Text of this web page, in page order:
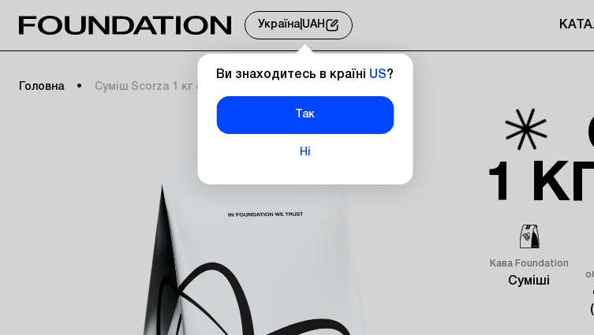
Україна| UAH
Ви знаходитесь в країні US?
Так
Ні
Головна Суміш Scorza 1 кг еспресо
1
Кава Foundation
Суміші